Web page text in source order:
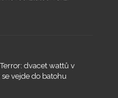
dvacet wattů v
vejde do batohu